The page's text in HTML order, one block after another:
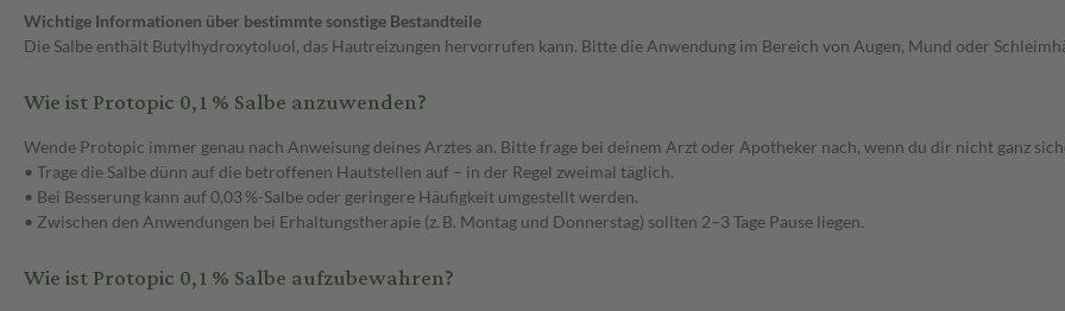
Wichtige Informationen über bestimmte sonstige Bestandteile
Die Salbe enthält Butylhydroxytoluol, das Hautreizungen hervorrufen kann. Bitte die Anwendung im Bereich von Augen, Mund oder
Wie ist Protopic 0,1 % Salbe anzuwenden?
Wende Protopic immer genau nach Anweisung deines Arztes an. Bitte frage bei deinem Arzt oder Apotheker nach, wenn du dir nicht ganz
• Trage die Salbe dünn auf die betroffenen Hautstellen auf – in der Regel zweimal täglich.
• Bei Besserung kann auf 0,03 %-Salbe oder geringere Häufigkeit umgestellt werden.
• Zwischen den Anwendungen bei Erhaltungstherapie (z. B. Montag und Donnerstag) sollten 2–3 Tage Pause liegen.
Wie ist Protopic 0,1 % Salbe aufzubewahren?